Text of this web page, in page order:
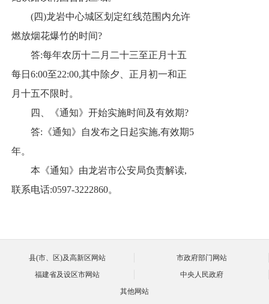
(四)龙岩中心城区划定红线范围内允许
燃放烟花爆竹的时间?
答:每年农历十二月二十三至正月十五
每日6:00至22:00,其中除夕、正月初一和正
月十五不限时。
四、《通知》开始实施时间及有效期?
答:《通知》自发布之日起实施,有效期5
年。
本《通知》由龙岩市公安局负责解读,
联系电话:0597-3222860。
县(市、区)及高新区网站
市政府部门网站
福建省及设区市网站
中央人民政府
其他网站